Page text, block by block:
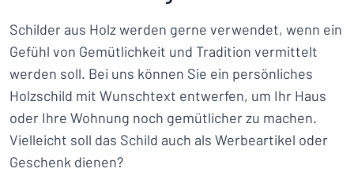
Schilder aus Holz werden gerne verwendet, wenn ein
Gefühl von Gemütlichkeit und Tradition vermittelt
werden soll. Bei uns können Sie ein persönliches
Holzschild mit Wunschtext entwerfen, um Ihr Haus
oder Ihre Wohnung noch gemütlicher zu machen.
Vielleicht soll das Schild auch als Werbeartikel oder
Geschenk dienen?